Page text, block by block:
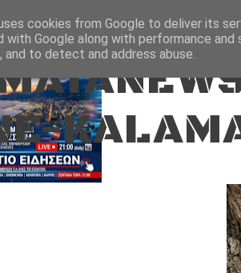
cookies from Google to deliver its
with Google along with performance
to detect and address abuse.